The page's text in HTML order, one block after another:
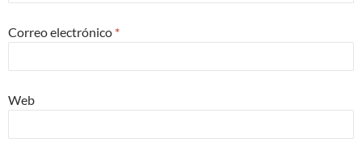
Correo electrónico *
Web